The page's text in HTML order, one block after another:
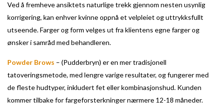
Ved å fremheve ansiktets naturlige trekk gjennom nesten usynlig
korrigering, kan enhver kvinne oppnå et velpleiet og uttrykksfullt
utseende. Farger og form velges ut fra klientens egne farger og
ønsker i samråd med behandleren.
Powder Brows – (Pudderbryn) er en mer tradisjonell
tatoveringsmetode, med lengre varige resultater, og fungerer med
de fleste hudtyper, inkludert fet eller kombinasjonshud. Kunden
kommer tilbake for fargeforsterkninger nærmere 12-18 måneder.